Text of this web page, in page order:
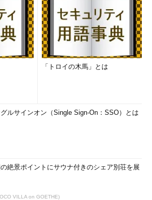
「トロイの木馬」とは
ルサインオン（Single Sign-On：SSO）とは
絶景ポイントにサウナ付きのシェア別荘を展
VILLA on GOETHE)